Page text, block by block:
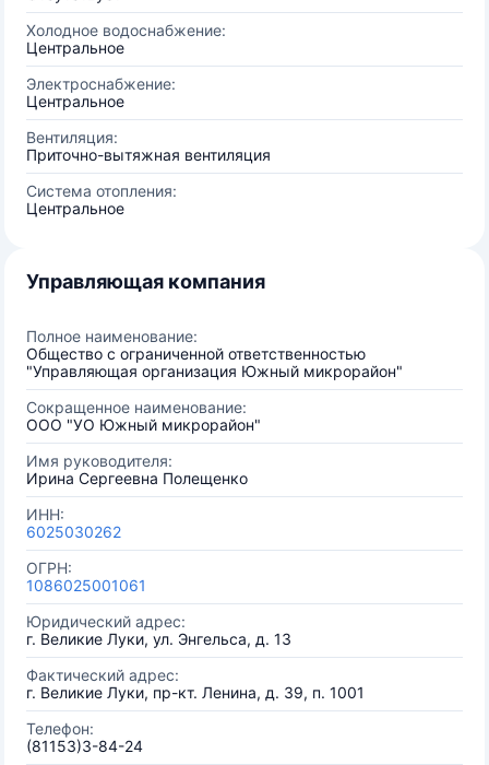
Холодное водоснабжение:
Центральное
Электроснабжение:
Центральное
Вентиляция:
Приточно-вытяжная вентиляция
Система отопления:
Центральное
Управляющая компания
Полное наименование:
Общество с ограниченной ответственностью
"Управляющая организация Южный микрорайон"
Сокращенное наименование:
ООО "УО Южный микрорайон"
Имя руководителя:
Ирина Сергеевна Полещенко
ИНН:
6025030262
ОГРН:
1086025001061
Юридический адрес:
г. Великие Луки, ул. Энгельса, д. 13
Фактический адрес:
г. Великие Луки, пр-кт. Ленина, д. 39, п. 1001
Телефон:
(81153)3-84-24